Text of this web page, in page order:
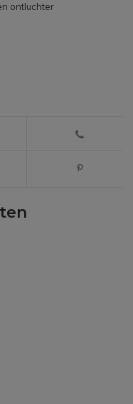
ontluchter